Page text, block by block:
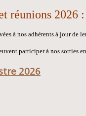
réunions 2026 :
à nos adhérents à jour de
participer à nos sorties
2026